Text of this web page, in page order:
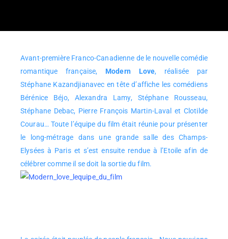
Avant-première Franco-Canadienne de le nouvelle comédie
romantique française, Modern Love, réalisée par
Stéphane Kazandjianavec en tête d’affiche les comédiens
Bérénice Béjo, Alexandra Lamy, Stéphane Rousseau,
Stéphane Debac, Pierre François Martin-Laval et Clotilde
Courau… Toute l’équipe du film était réunie pour présenter
le long-métrage dans une grande salle des Champs-
Elysées à Paris et s’est ensuite rendue à l’Etoile afin de
célébrer comme il se doit la sortie du film.